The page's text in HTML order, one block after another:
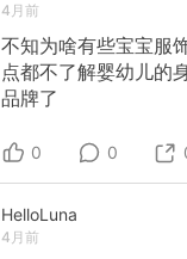
4月前
不知为啥有些宝宝服
点都不了解婴幼儿的
品牌了
0 0
HelloLuna
4月前